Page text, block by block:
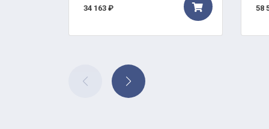
34 163 ₽ 58